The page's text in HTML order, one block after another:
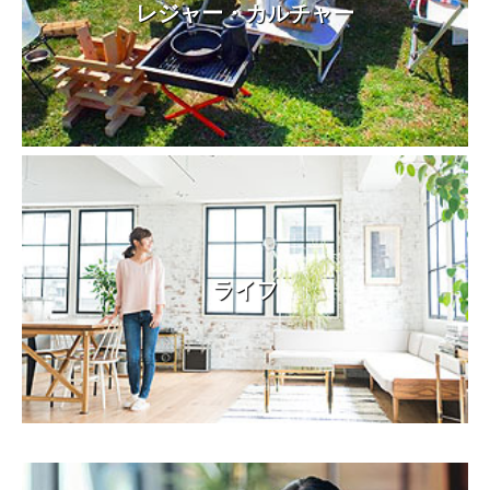
レジャー・カルチャー
ライフ